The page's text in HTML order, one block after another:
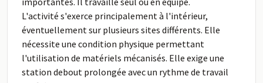
L'activité s'exerce principalement à l'intérieur,
éventuellement sur plusieurs sites différents. Elle
nécessite une condition physique permettant
l'utilisation de matériels mécanisés. Elle exige une
station debout prolongée avec un rythme de travail